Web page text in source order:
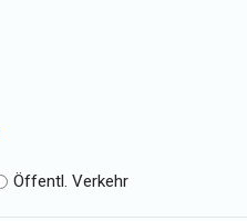
Öffentl. Verkehr